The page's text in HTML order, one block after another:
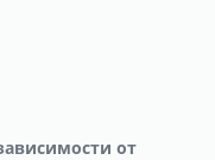
от